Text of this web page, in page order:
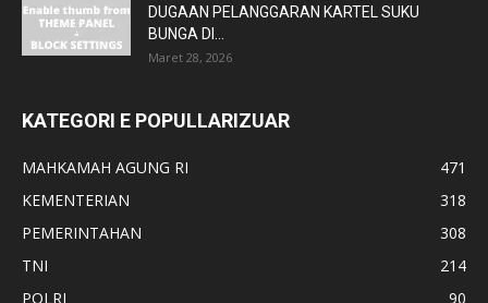
DUGAAN PELANGGARAN KARTEL SUKU
BUNGA DI...
Maret 28, 2026
KATEGORI E POPULLARIZUAR
MAHKAMAH AGUNG RI
471
KEMENTERIAN
318
PEMERINTAHAN
308
TNI
214
POLRI
90